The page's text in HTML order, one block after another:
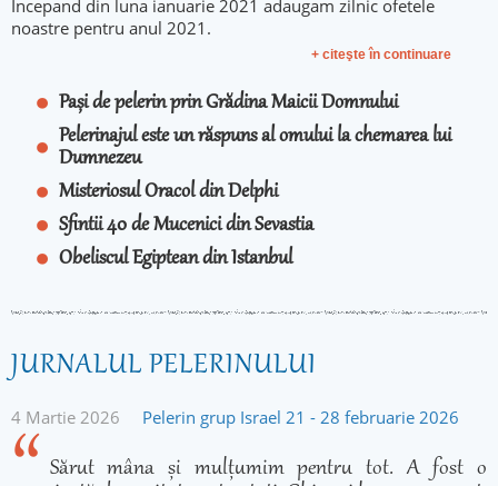
Incepand din luna ianuarie 2021 adaugam zilnic ofetele
noastre pentru anul 2021.
+ citeşte în continuare
Pași de pelerin prin Grădina Maicii Domnului
Pelerinajul este un răspuns al omului la chemarea lui
Dumnezeu
Misteriosul Oracol din Delphi
Sfintii 40 de Mucenici din Sevastia
Obeliscul Egiptean din Istanbul
JURNALUL PELERINULUI
4 Martie 2026 Pelerin grup Israel 21 - 28 februarie 2026
Sărut mâna și mulțumim pentru tot. A fost o